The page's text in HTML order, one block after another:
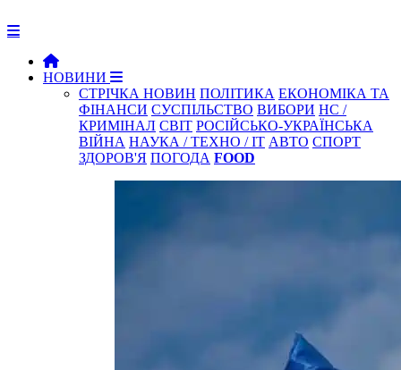
НОВИНИ
СТРІЧКА НОВИН ПОЛІТИКА ЕКОНОМІКА ТА
ФІНАНСИ СУСПІЛЬСТВО ВИБОРИ НС /
КРИМІНАЛ СВІТ РОСІЙСЬКО-УКРАЇНСЬКА
ВІЙНА НАУКА / ТЕХНО / IT АВТО СПОРТ
ЗДОРОВ'Я ПОГОДА FOOD